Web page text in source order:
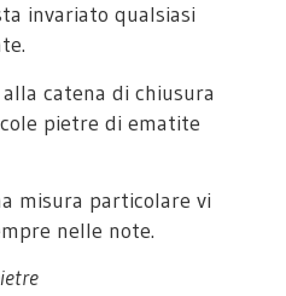
invariato qualsiasi
catena di chiusura
pietre di ematite
misura particolare vi
nelle note.